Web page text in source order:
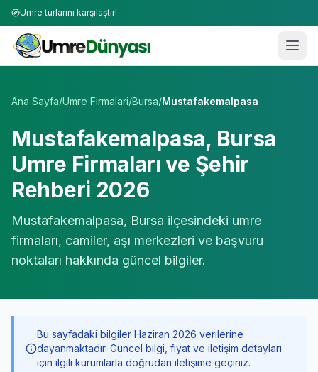
Umre turlarını karşılaştır!
Ana Sayfa/Umre Firmalari/Bursa/Mustafakemalpasa
Mustafakemalpasa, Bursa
Umre Firmaları ve Şehir
Rehberi 2026
Mustafakemalpasa, Bursa ilçesindeki umre
firmaları, camiler, aşı merkezleri ve başvuru
noktaları hakkında güncel bilgiler.
Bu sayfadaki bilgiler Haziran 2026 verilerine
dayanmaktadır. Güncel bilgi, fiyat ve iletişim detayları
için ilgili kurumlarla doğrudan iletişime geçiniz.